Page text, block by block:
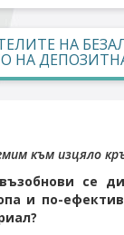
НА
НА
към изцяло
се
и по-